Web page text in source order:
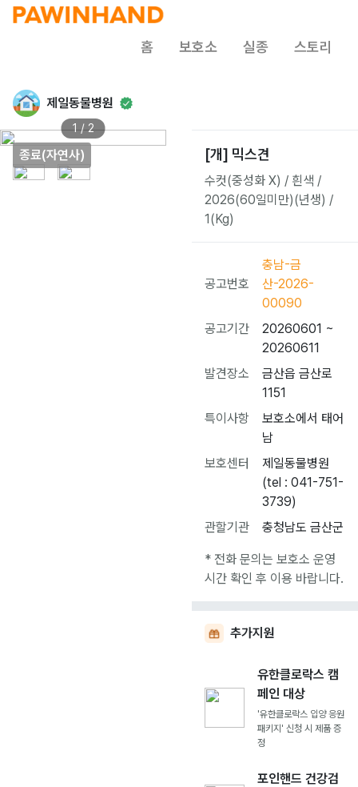
홈 보호소 실종 스토리
제일동물병원
종료(자연사)
1 / 2
[개] 믹스견
수컷(중성화 X) / 흰색 /
2026(60일미만)(년생) /
1(Kg)
공고번호
충남-금
산-2026-
00090
공고기간
20260601 ~
20260611
발견장소
금산읍 금산로
1151
특이사항
보호소에서 태어
남
보호센터
제일동물병원
(tel : 041-751-
3739)
관할기관
충청남도 금산군
* 전화 문의는 보호소 운영
시간 확인 후 이용 바랍니다.
추가지원
유한클로락스 캠
페인 대상
'유한클로락스 입양 응원
패키지' 신청 시 제품 증
정
포인핸드 건강검